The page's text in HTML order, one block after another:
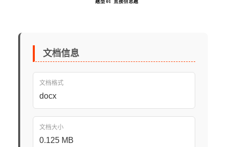
文档信息
文档格式
docx
文档大小
0.125 MB